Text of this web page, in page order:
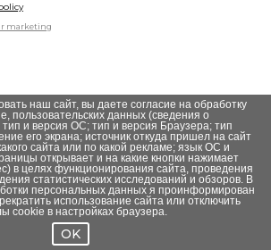
marketing
наш сайт, вы даете согласие на обработку
пользовательских данных (сведения о
и версия ОС; тип и версия Браузера; тип
его экрана; источник откуда пришел на сайт
сайта или по какой рекламе; язык ОС и
открывает и на какие кнопки нажимает
в целях функционирования сайта, проведения
статистических исследований и обзоров. В
персональных данных я проинформирован
использование сайта или отключить
cookie в настройках браузера.
OK